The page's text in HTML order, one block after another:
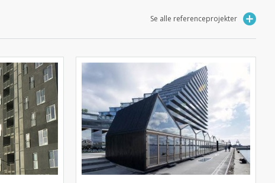
Se alle referenceprojekter